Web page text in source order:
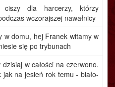
ciszy dla harcerzy, którzy
wczorajszej nawałnicy
w domu, hej Franek witamy w
się po trybunach
dzisiaj w całości na czerwono.
jak na jesień rok temu - biało-